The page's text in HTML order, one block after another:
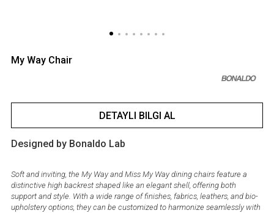
My Way Chair
DETAYLI BILGI AL
Designed by Bonaldo Lab
Soft and inviting, the My Way and Miss My Way dining chairs feature a
distinctive high backrest shaped like an elegant shell, offering both
support and style. With a wide range of finishes, fabrics, leathers, and bio-
upholstery options, they can be customized to harmonize seamlessly with